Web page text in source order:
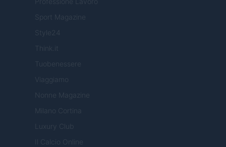
Sport Magazine
Style24
Think.it
Tuobenessere
Viaggiamo
Nonne Magazine
Milano Cortina
Luxury Club
Il Calcio Online